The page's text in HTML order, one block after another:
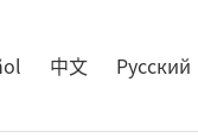
中文 Русский